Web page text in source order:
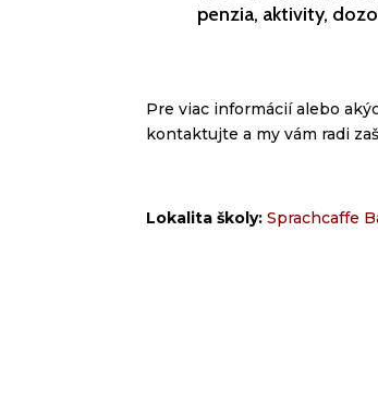
penzia, aktivity,
Pre viac informáciíalebo
kontaktujte a my vám radi
Lokalita školy:Sprachcaffe